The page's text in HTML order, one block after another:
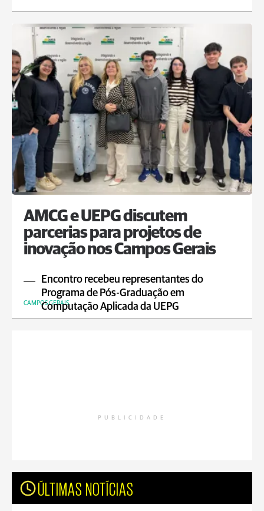
AMCG e UEPG discutem
parcerias para projetos de
inovação nos Campos Gerais
Encontro recebeu representantes do
Programa de Pós-Graduação em
Computação Aplicada da UEPG
CAMPOS GERAIS
PUBLICIDADE
ÚLTIMAS NOTÍCIAS